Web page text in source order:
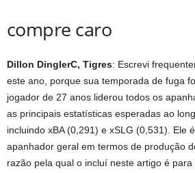
compre caro
Dillon DinglerC, Tigres: Escrevi
este ano, porque sua temporada de fuga
jogador de 27 anos liderou todos os
as principais estatísticas esperadas ao
incluindo xBA (0,291) e xSLG (0,531). Ele
apanhador geral em termos de produção
razão pela qual o incluí neste artigo é